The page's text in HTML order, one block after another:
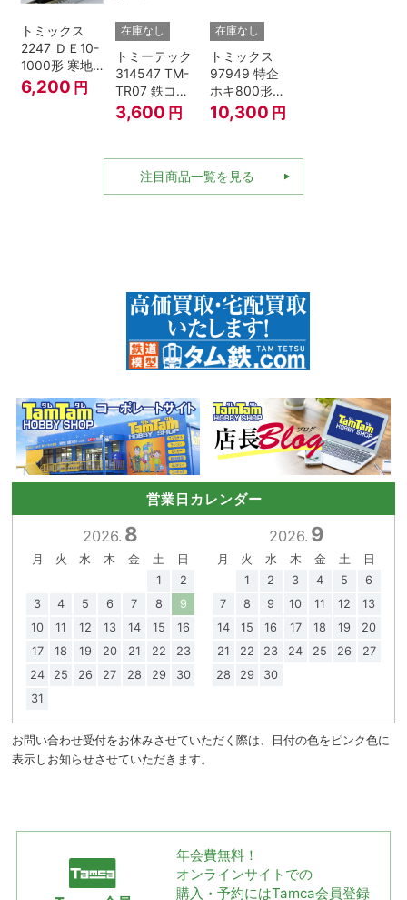
トミックス
2247 ＤＥ10-
1000形 寒地
型･高崎車両
センター Nゲ
6,200 円
在庫なし
トミーテック
314547 TM-
TR07 鉄コレ
動力ユニット
2軸車用
3,600 円
在庫なし
トミックス
97949 特企
ホキ800形貨
車 ＪＲ東日本
仕様タイプ 8
ージ
10,300 円
注目商品一覧を見る
営業日カレンダー
2026. 8
月 火 水 木 金 土
日
1
2
3
4 5 6 7 8
9
10
11 12 13 14 15
16
17
18 19 20 21 22
23
24
25 26 27 28 29
30
31
2026. 9
月 火 水 木 金 土
日
1
2 3 4 5
6
7
8 9 10 11 12
13
14
15 16 17 18 19
20
21
22 23 24 25 26
27
28
29 30
お問い合わせ受付をお休みさせていただく際は、日付の色をピンク色に
表示しお知らせさせていただきます。
年会費無料！
オンラインサイトでの
購入・予約にはTamca会員登録